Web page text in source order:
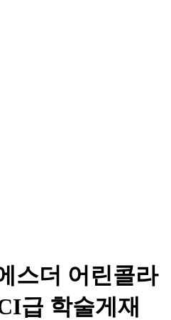
스더 어린콜라
급 학술게재